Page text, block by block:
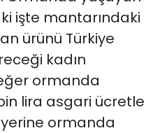
işte mantarındaki
ürünü Türkiye
kadın
ormanda
lira asgari ücretle
ormanda